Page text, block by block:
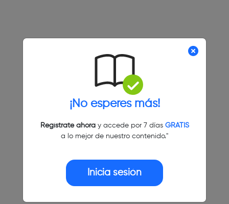
¡No esperes más!
Regístrate ahoray accede por 7 días GRATIS
a lo mejor de nuestro contenido."
Inicia sesión